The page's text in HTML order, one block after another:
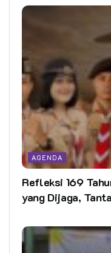
AGENDA
Refleksi 169
yang Dijaga,